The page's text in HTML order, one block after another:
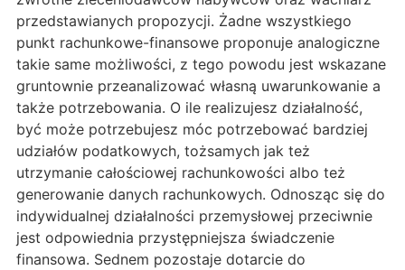
przedstawianych propozycji. Żadne wszystkiego
punkt rachunkowe-finansowe proponuje analogiczne
takie same możliwości, z tego powodu jest wskazane
gruntownie przeanalizować własną uwarunkowanie a
także potrzebowania. O ile realizujesz działalność,
być może potrzebujesz móc potrzebować bardziej
udziałów podatkowych, tożsamych jak też
utrzymanie całościowej rachunkowości albo też
generowanie danych rachunkowych. Odnosząc się do
indywidualnej działalności przemysłowej przeciwnie
jest odpowiednia przystępniejsza świadczenie
finansowa. Sednem pozostaje dotarcie do